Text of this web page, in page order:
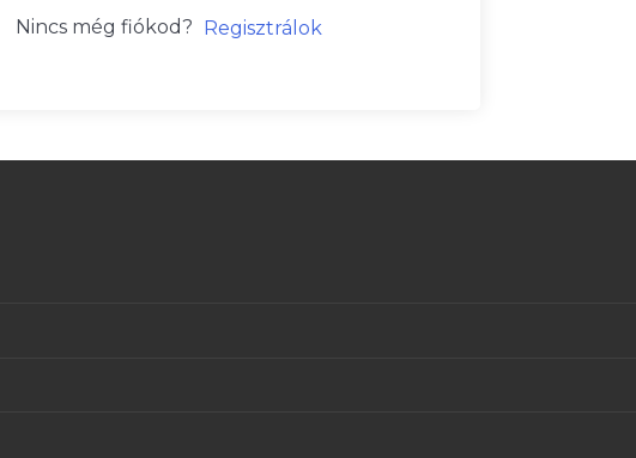
Nincs még fiókod? Regisztrálok